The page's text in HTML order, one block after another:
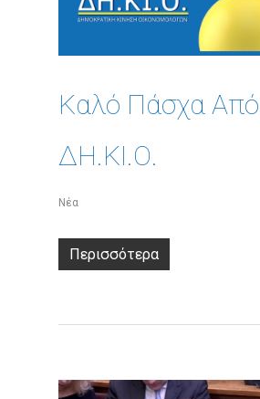
Καλό Πάσχα
ΔΗ.ΚΙ.Ο.
Νέα
Περισσότερα